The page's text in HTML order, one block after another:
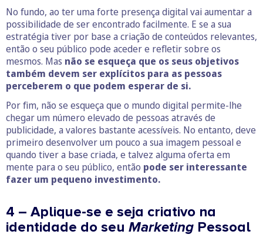
No fundo, ao ter uma forte presença digital vai aumentar a
possibilidade de ser encontrado facilmente. E se a sua
estratégia tiver por base a criação de conteúdos relevantes,
então o seu público pode aceder e refletir sobre os
mesmos. Mas não se esqueça que os seus objetivos
também devem ser explícitos para as pessoas
perceberem o que podem esperar de si.
Por fim, não se esqueça que o mundo digital permite-lhe
chegar um número elevado de pessoas através de
publicidade, a valores bastante acessíveis. No entanto, deve
primeiro desenvolver um pouco a sua imagem pessoal e
quando tiver a base criada, e talvez alguma oferta em
mente para o seu público, então pode ser interessante
fazer um pequeno investimento.
4 – Aplique-se e seja criativo na
identidade do seu Marketing Pessoal